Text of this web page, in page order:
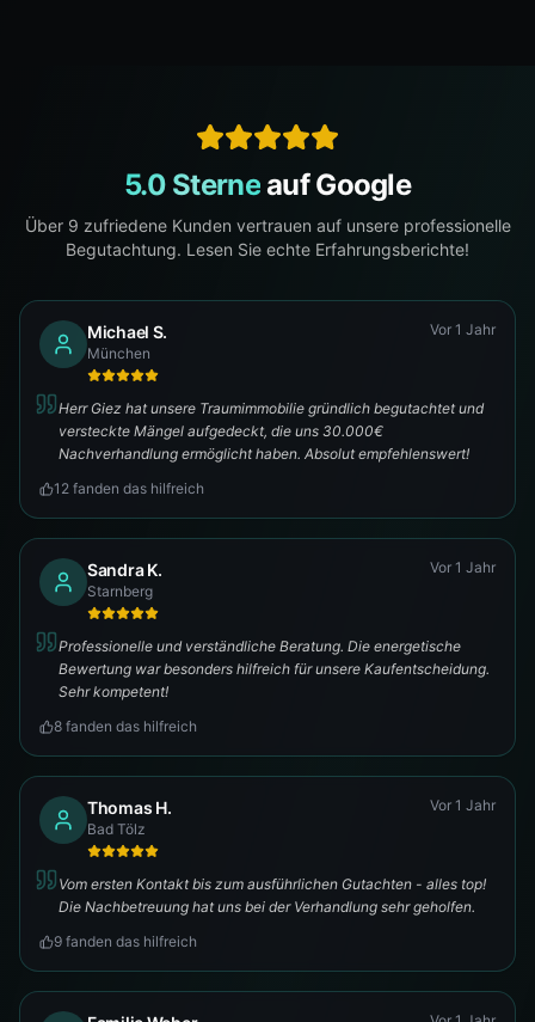
5.0 Sterneauf Google
Über 9 zufriedene Kunden vertrauen auf unsere professionelle
Begutachtung. Lesen Sie echte Erfahrungsberichte!
Michael S.
München
Vor 1 Jahr
Herr Giez hat unsere Traumimmobilie gründlich begutachtet und
versteckte Mängel aufgedeckt, die uns 30.000€
Nachverhandlung ermöglicht haben. Absolut empfehlenswert!
12 fanden das hilfreich
Sandra K.
Starnberg
Vor 1 Jahr
Professionelle und verständliche Beratung. Die energetische
Bewertung war besonders hilfreich für unsere Kaufentscheidung.
Sehr kompetent!
8 fanden das hilfreich
Thomas H.
Bad Tölz
Vor 1 Jahr
Vom ersten Kontakt bis zum ausführlichen Gutachten - alles top!
Die Nachbetreuung hat uns bei der Verhandlung sehr geholfen.
9 fanden das hilfreich